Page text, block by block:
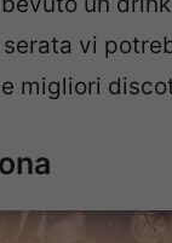
vi
migliori